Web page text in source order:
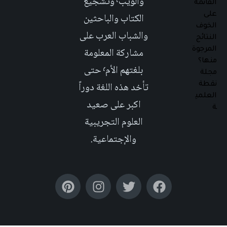
الكتاب والباحثين
والشباب العرب على
مشاركة المعلومة
بلغتهم الأم٬ حتى
تأخد هذه اللغة دوراً
اكبر على صعيد
العلوم التجريبية
والإجتماعية.